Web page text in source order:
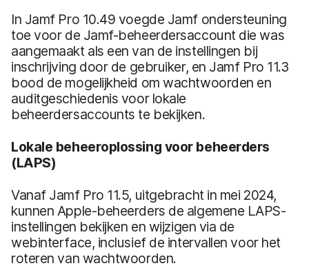
In Jamf Pro 10.49 voegde Jamf ondersteuning
toe voor de Jamf-beheerdersaccount die was
aangemaakt als een van de instellingen bij
inschrijving door de gebruiker, en Jamf Pro 11.3
bood de mogelijkheid om wachtwoorden en
auditgeschiedenis voor lokale
beheerdersaccounts te bekijken.
Lokale beheeroplossing voor beheerders
(LAPS)
Vanaf Jamf Pro 11.5, uitgebracht in mei 2024,
kunnen Apple-beheerders de algemene LAPS-
instellingen bekijken en wijzigen via de
webinterface, inclusief de intervallen voor het
roteren van wachtwoorden.